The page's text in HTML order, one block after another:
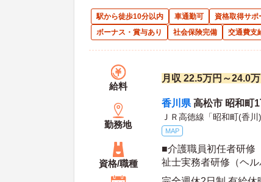
駅から徒歩10分以内 車通勤可 資格取得サポ
ボーナス・賞与あり
社会保険完備 交通費支
給料
月収 22.5万円～24.0
勤務地
香川県 高松市 昭和町
ＪＲ高徳線「昭和町(香
MAP
資格/職種
■介護職員初任者研修
祉士実務者研修（ヘ
いずれか ■実務経験：